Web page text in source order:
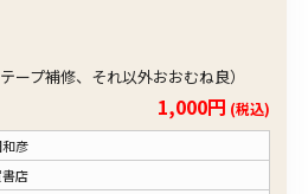
ープ補修、それ以外おおむね良）
1,000円 (税込)
彦
店